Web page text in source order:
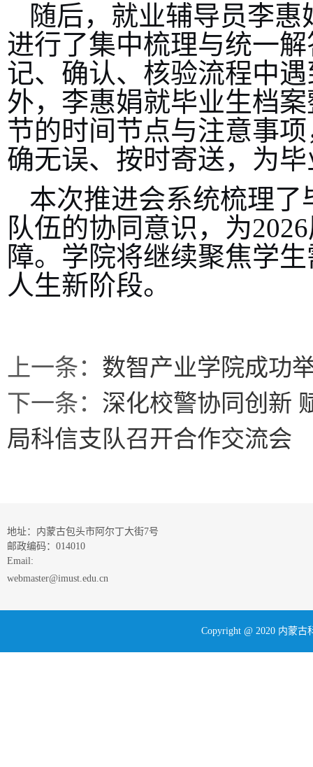
随后，就业辅导员李
进行了集中梳理与统一
记、确认、核验流程中
外，李惠娟就毕业生档
节的时间节点与注意事
确无误、按时寄送，为
本次推进会系统梳理
队伍的协同意识，为
障。学院将继续聚焦学
人生新阶段。
上一条： 数智产业学院成功
下一条： 深化校警协同创新
局科信支队召开合作交流会
地址：内蒙古包头市阿尔丁大街7号
邮政编码：014010
Email:
webmaster@imust.edu.cn
Copyright @ 2020 内蒙